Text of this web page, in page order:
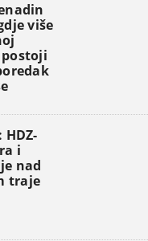
više
postoji
kao
HDZ-
i
nad
traje